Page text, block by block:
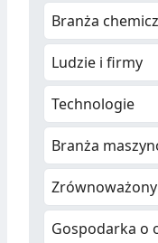
Branża
Ludzie i firmy
Technologie
Branża
Gospodarka o